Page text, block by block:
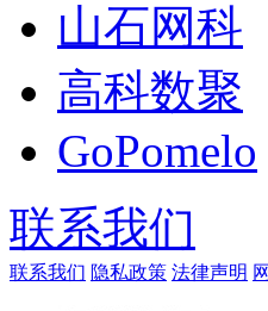
山石网科
高科数聚
GoPomelo
联系我们
联系我们 隐私政策 法律声明